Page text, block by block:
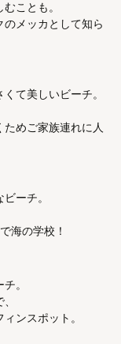
ことも。
メッカとして知ら
て美しいビーチ。
めご家族連れに人
ーチ。
海の学校！
。
ンスポット。